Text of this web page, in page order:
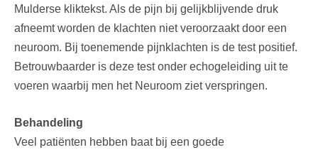
Mulderse kliktekst. Als de pijn bij gelijkblijvende druk
afneemt worden de klachten niet veroorzaakt door een
neuroom. Bij toenemende pijnklachten is de test positief.
Betrouwbaarder is deze test onder echogeleiding uit te
voeren waarbij men het Neuroom ziet verspringen.
Behandeling
Veel patiënten hebben baat bij een goede